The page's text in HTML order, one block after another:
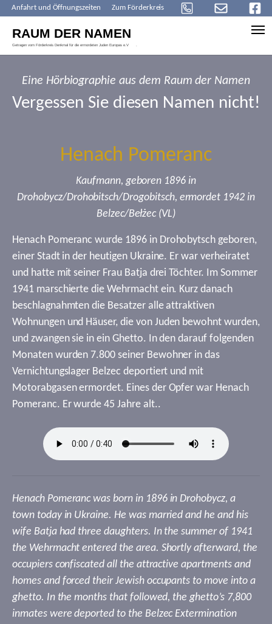
Anfahrt und Öffnungszeiten Zum Förderkreis
Eine Hörbiographie aus dem Raum der Namen
Vergessen Sie diesen Namen nicht!
Henach Pomeranc
Kaufmann, geboren 1896 in
Drohobycz/Drohobitsch/Drogobitsch, ermordet 1942 in
Belzec/Bełżec (VL)
Henach Pomeranc wurde 1896 in Drohobytsch geboren,
einer Stadt in der heutigen Ukraine. Er war verheiratet
und hatte mit seiner Frau Batja drei Töchter. Im Sommer
1941 marschierte die Wehrmacht ein. Kurz danach
beschlagnahmten die Besatzer alle attraktiven
Wohnungen und Häuser, die von Juden bewohnt wurden,
und zwangen sie in ein Ghetto. In den darauf folgenden
Monaten wurden 7.800 seiner Bewohner in das
Vernichtungslager Belzec deportiert und mit
Motorabgasen ermordet. Eines der Opfer war Henach
Pomeranc. Er wurde 45 Jahre alt..
Henach Pomeranc was born in 1896 in Drohobycz, a
town today in Ukraine. He was married and he and his
wife Batja had three daughters. In the summer of 1941
the Wehrmacht entered the area. Shortly afterward, the
occupiers confiscated all the attractive apartments and
homes and forced their Jewish occupants to move into a
ghetto. In the months that followed, the ghetto’s 7,800
inmates were deported to the Belzec Extermination